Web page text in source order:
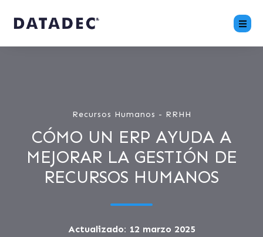
Recursos Humanos - RRHH
CÓMO UN ERP AYUDA A
MEJORAR LA GESTIÓN DE
RECURSOS HUMANOS
Actualizado: 12 marzo 2025